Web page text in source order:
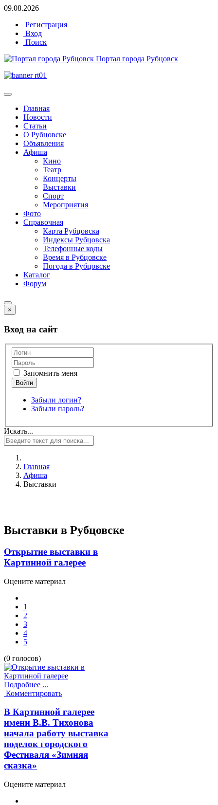
09.08.2026
Регистрация
Вход
Поиск
Портал города Рубцовск
Главная
Новости
Статьи
О Рубцовске
Объявления
Афиша
Кино
Театр
Концерты
Выставки
Спорт
Мероприятия
Фото
Справочная
Карта Рубцовска
Индексы Рубцовска
Телефонные коды
Время в Рубцовске
Погода в Рубцовске
Каталог
Форум
×
Вход на сайт
Запомнить меня
Забыли логин?
Забыли пароль?
Искать...
Главная
Афиша
Выставки
Выставки в Рубцовске
Открытие выставки в
Картинной галерее
Оцените материал
1
2
3
4
5
(0 голосов)
Подробнее ...
Комментировать
В Картинной галерее
имени В.В. Тихонова
начала работу выставка
поделок городского
Фестиваля «Зимняя
сказка»
Оцените материал